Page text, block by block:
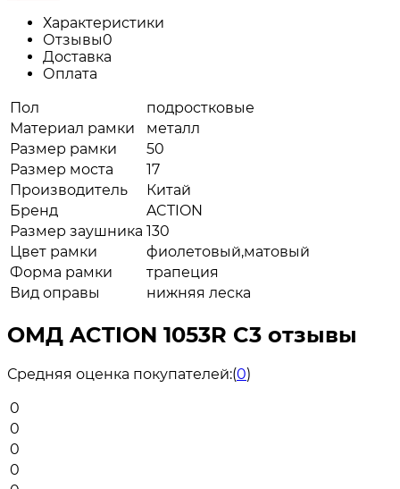
Характеристики
Отзывы0
Доставка
Оплата
Пол
подростковые
Материал рамки
металл
Размер рамки
50
Размер моста
17
Производитель
Китай
Бренд
ACTION
Размер заушника 130
Цвет рамки
фиолетовый,матовый
Форма рамки
трапеция
Вид оправы
нижняя леска
ОМД ACTION 1053R C3 отзывы
Средняя оценка покупателей:(0)
0
0
0
0